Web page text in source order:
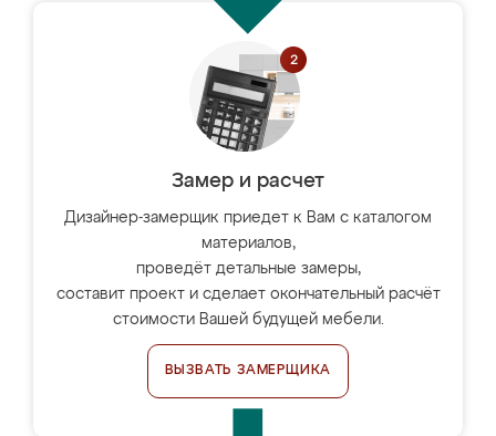
Замер и расчет
Дизайнер-замерщик приедет к Вам с каталогом
материалов,
проведёт детальные замеры,
составит проект и сделает окончательный расчёт
стоимости Вашей будущей мебели.
ВЫЗВАТЬ ЗАМЕРЩИКА